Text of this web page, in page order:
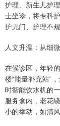
护理、新生儿护
士坐诊，将专科
护无门、护理不
人文升温：从细
在候诊区，年轻
楼“能量补充站”
时智能饮水机的
服务盒内，老花
小的举动，如清